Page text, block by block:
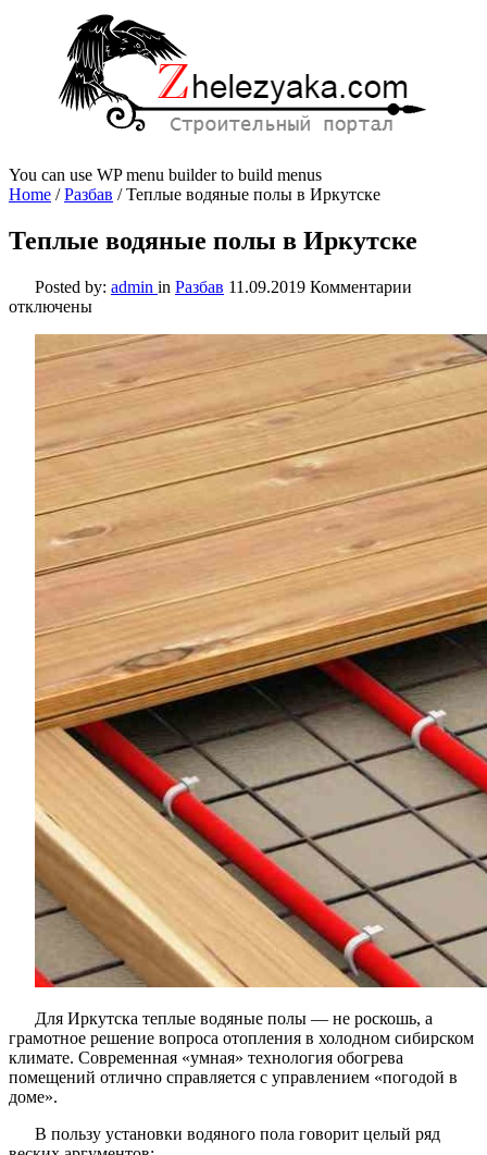
You can use WP menu builder to build menus
Home /Разбав /Теплые водяные полы в Иркутске
Теплые водяные полы в Иркутске
Posted by: admin in Разбав 11.09.2019 Комментарии
водяные
полы
в
Иркутске
отключены
Для Иркутска теплые водяные полы — не роскошь, а
грамотное решение вопроса отопления в холодном сибирском
климате. Современная «умная» технология обогрева
помещений отлично справляется с управлением «погодой в
доме».
В пользу установки водяного пола говорит целый ряд